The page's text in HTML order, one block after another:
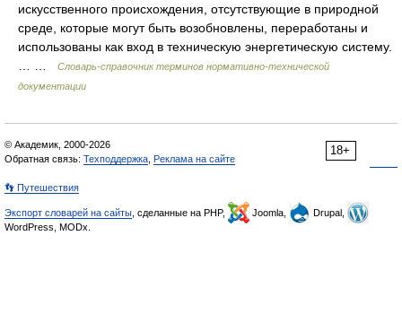
искусственного происхождения, отсутствующие в природной
среде, которые могут быть возобновлены, переработаны и
использованы как вход в техническую энергетическую систему.
Словарь-справочник терминов нормативно-технической
документации
18+
© Академик, 2000-2026
Обратная связь: Техподдержка Реклама на сайте
👣 Путешествия
Экспорт словарей на сайты , сделанные на PHP, Joomla,
Drupal,
WordPress, MODx.